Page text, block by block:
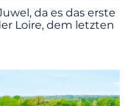
da es das erste
Loire, dem letzten